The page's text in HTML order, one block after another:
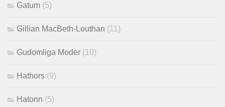
Gatum (5)
Gillian MacBeth-Louthan (11)
Gudomliga Moder (10)
Hathors (9)
Hatonn (5)